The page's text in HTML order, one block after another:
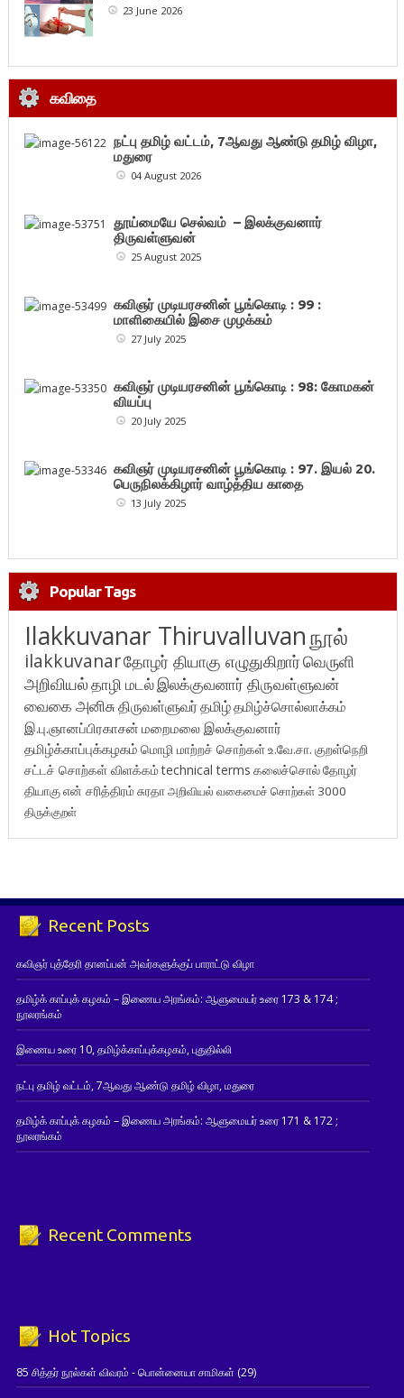
23 June 2026
கவிதை
நட்பு தமிழ் வட்டம், 7ஆவது ஆண்டு தமிழ் விழா,
மதுரை
04 August 2026
தூய்மையே செல்வம் – இலக்குவனார்
திருவள்ளுவன்
25 August 2025
கவிஞர் முடியரசனின் பூங்கொடி : 99 :
மாளிகையில் இசை முழக்கம்
27 July 2025
கவிஞர் முடியரசனின் பூங்கொடி : 98: கோமகன்
வியப்பு
20 July 2025
கவிஞர் முடியரசனின் பூங்கொடி : 97. இயல் 20.
பெருநிலக்கிழார் வாழ்த்திய காதை
13 July 2025
Popular Tags
Ilakkuvanar Thiruvalluvanநூல்
ilakkuvanarதோழர் தியாகு எழுதுகிறார்வெருளி
அறிவியல்தாழி மடல்இலக்குவனார் திருவள்ளுவன்
வைகை அனிசுதிருவள்ளுவர்தமிழ்தமிழ்ச்சொல்லாக்கம்
இ.பு.ஞானப்பிரகாசன் மறைமலை இலக்குவனார்
தமிழ்க்காப்புக்கழகம் மொழி மாற்றச் சொற்கள்உ.வே.சா. குறள்நெறி
சட்டச் சொற்கள் விளக்கம்technical terms கலைச்சொல்தோழர்
தியாகுஎன் சரித்திரம்சுரதாஅறிவியல் வகைமைச் சொற்கள் 3000
திருக்குறள்
Recent Posts
கவிஞர் புத்தேரி தானப்பன் அவர்களுக்குப் பாராட்டு விழா
தமிழ்க் காப்புக் கழகம் – இணைய அரங்கம்: ஆளுமையர் உரை 173 & 174 ;
நூலரங்கம்
இணைய உரை 10, தமிழ்க்காப்புக்கழகம், புதுதில்லி
நட்பு தமிழ் வட்டம், 7ஆவது ஆண்டு தமிழ் விழா, மதுரை
தமிழ்க் காப்புக் கழகம் – இணைய அரங்கம்: ஆளுமையர் உரை 171 & 172 ;
நூலரங்கம்
Recent Comments
Hot Topics
85 சித்தர் நூல்கள் விவரம் - பொன்னையா சாமிகள் (29)